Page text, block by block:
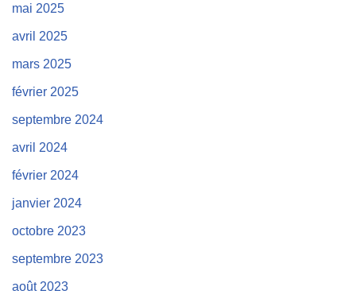
mai 2025
avril 2025
mars 2025
février 2025
septembre 2024
avril 2024
février 2024
janvier 2024
octobre 2023
septembre 2023
août 2023